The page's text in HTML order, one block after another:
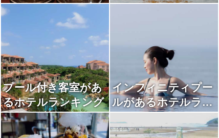
プール付き客室があ
るホテルランキング
インフィニティプー
ルがあるホテルラン
キング